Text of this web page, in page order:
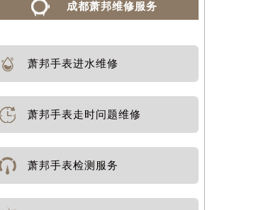
成都萧邦维修服务
萧邦手表进水维修
萧邦手表走时问题维修
萧邦手表检测服务